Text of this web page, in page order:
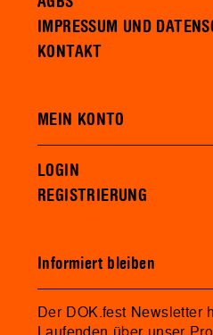
IMPRESSUM UND
KONTAKT
MEIN KONTO
LOGIN
REGISTRIERUNG
Informiert bleiben
Der DOK.fest Newsletter